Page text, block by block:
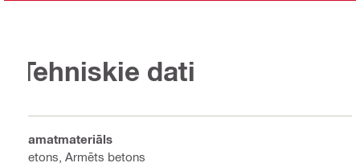
Tehniskie dati
Pamatmateriāls
Betons, Armēts betons